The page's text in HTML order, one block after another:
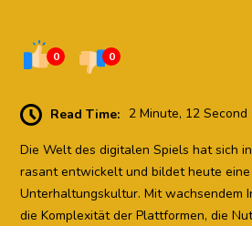
0 0
Read Time: 2 Minute, 12 Second
Die Welt des digitalen Spiels hat sich
rasant entwickelt und bildet heute
Unterhaltungskultur. Mit wachsendem
die Komplexität der Plattformen, die